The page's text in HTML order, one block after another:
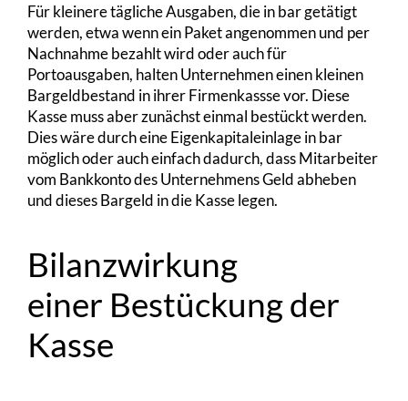
Für kleinere tägliche Ausgaben, die in bar getätigt
werden, etwa wenn ein Paket angenommen und per
Nachnahme bezahlt wird oder auch für
Portoausgaben, halten Unternehmen einen kleinen
Bargeldbestand in ihrer Firmenkassse vor. Diese
Kasse muss aber zunächst einmal bestückt werden.
Dies wäre durch eine Eigenkapitaleinlage in bar
möglich oder auch einfach dadurch, dass Mitarbeiter
vom Bankkonto des Unternehmens Geld abheben
und dieses Bargeld in die Kasse legen.
Bilanzwirkung
einer Bestückung der
Kasse